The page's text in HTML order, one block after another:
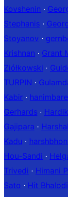
Kovshenin ·
Stephanis ·
Stoyanov ·
Krishnan · Grant
Ziółkowski ·
TURPIN ·
Kabir ·
Gerhards ·
Gajipara · Harshal
Kadu ·
Hou-Sandi ·
Trivedi · Himani
Sato · Hit